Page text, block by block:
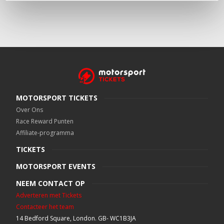
MOTORSPORT TICKETS
Over Ons
Race Reward Punten
Affiliate-programma
TICKETS
MOTORSPORT EVENTS
NEEM CONTACT OP
Adverteren met Tickets
Contacteer het team
14 Bedford Square, London. GB- WC1B3JA